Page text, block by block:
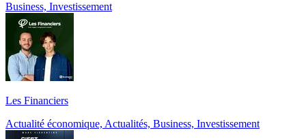
Business, Investissement
Les Financiers
Actualité économique, Actualités, Business, Investissement